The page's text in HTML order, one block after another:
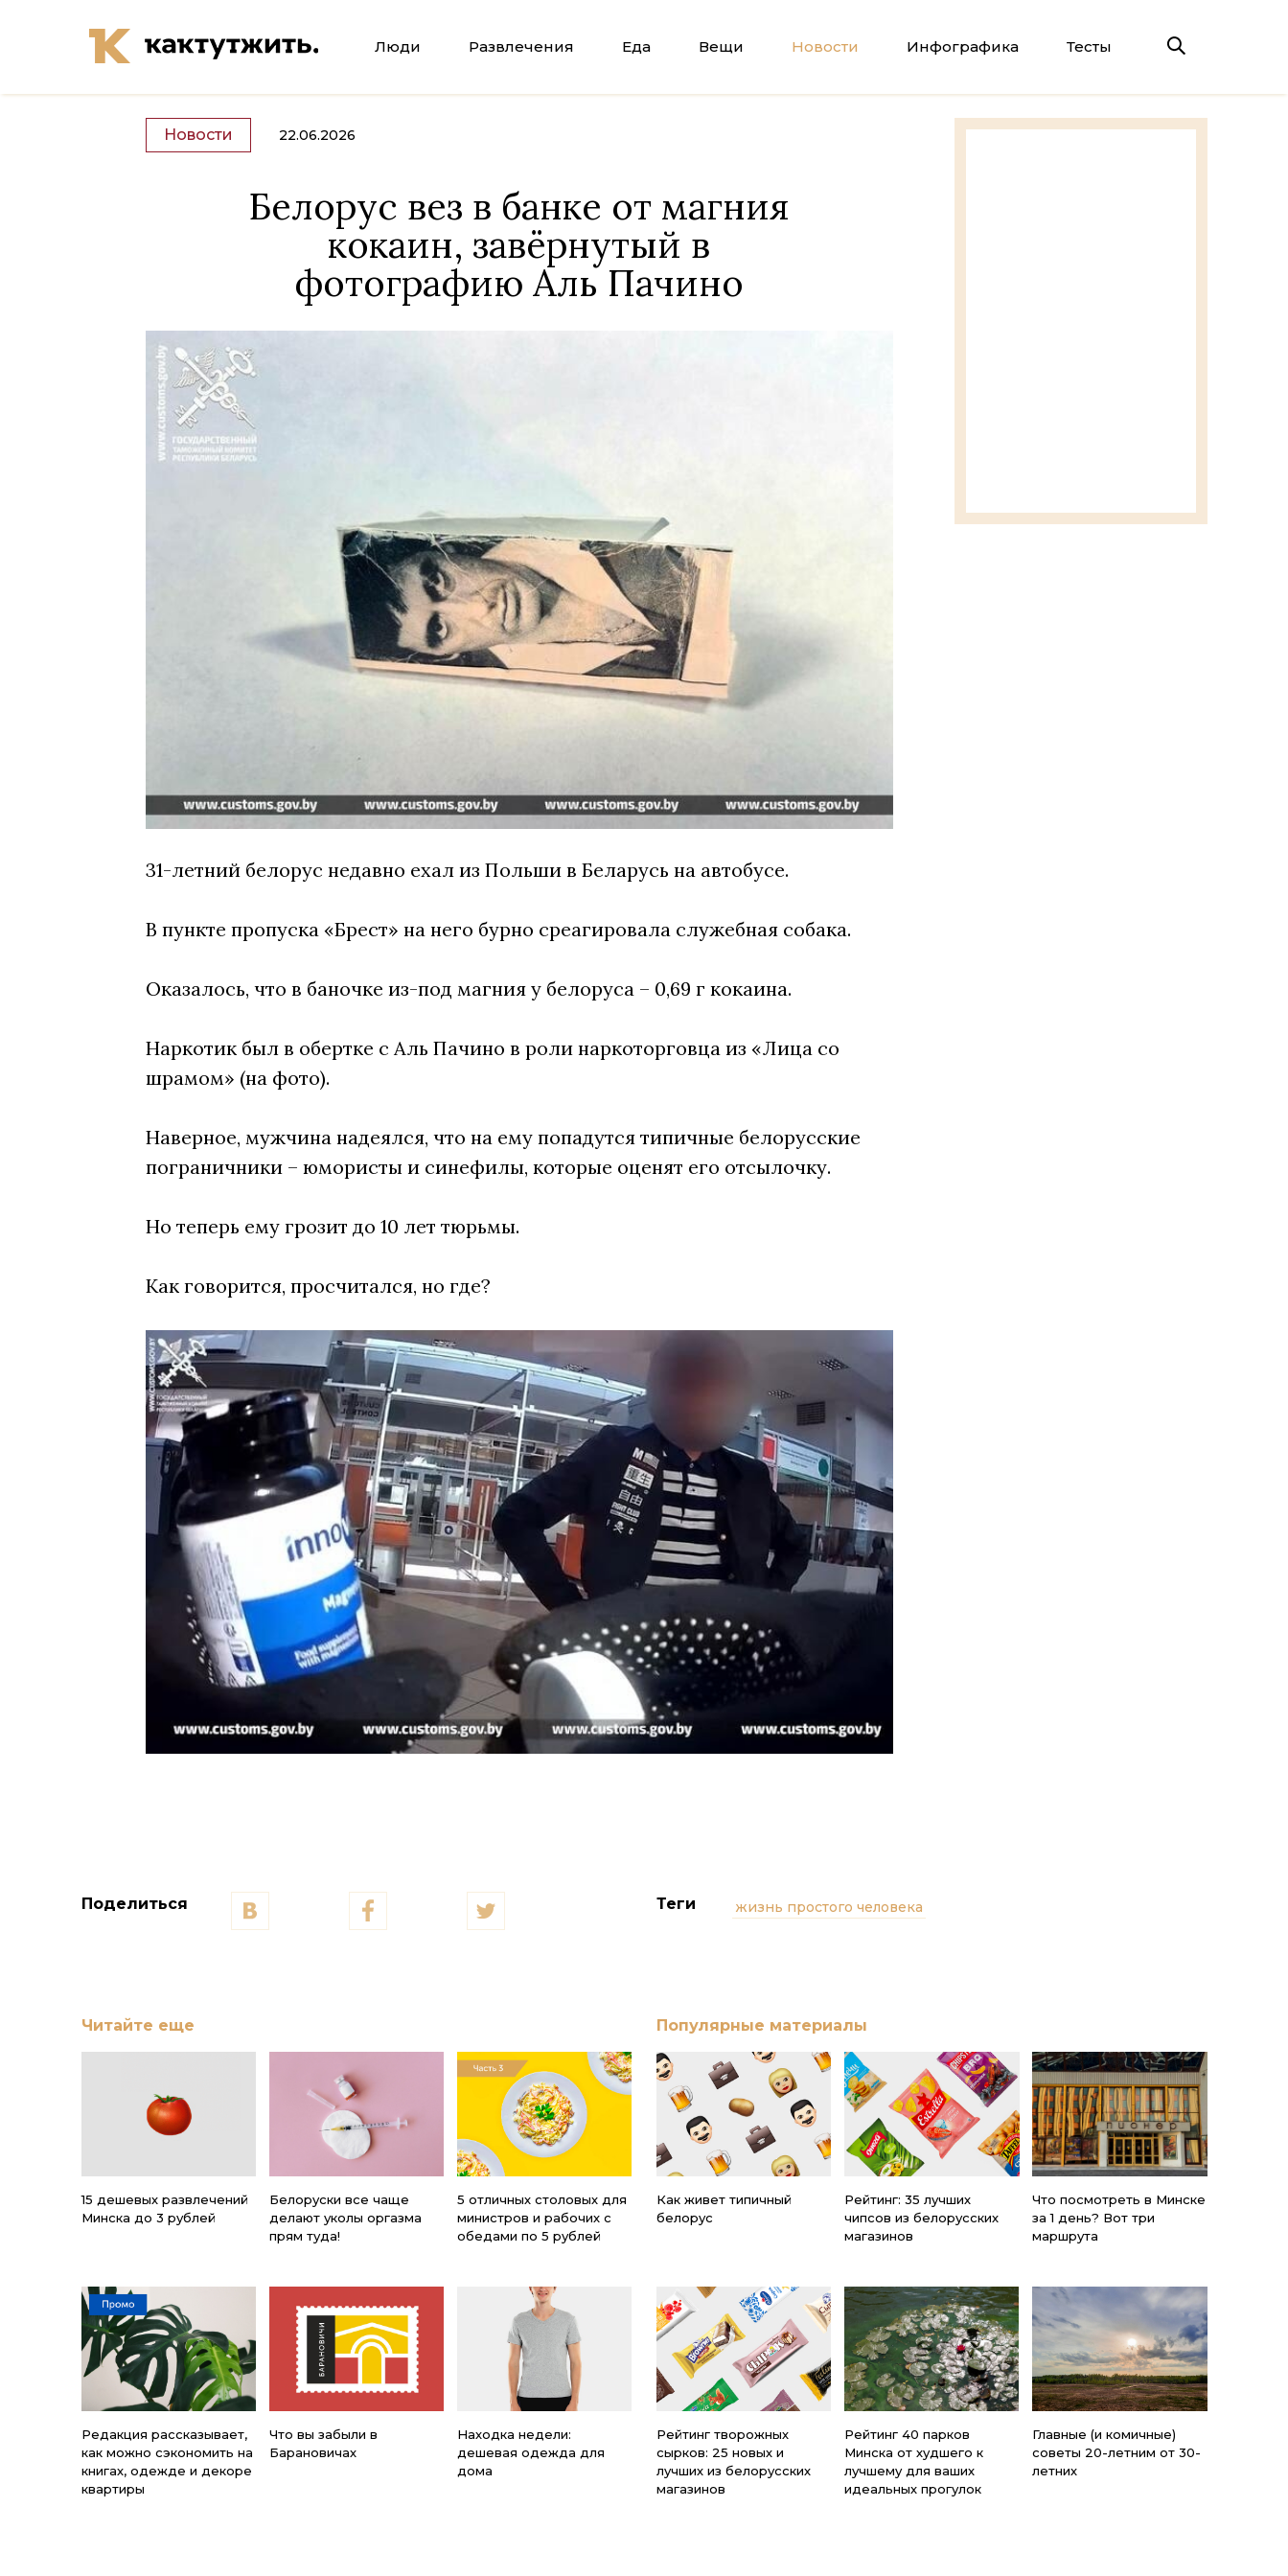
Люди Развлечения Еда Вещи Новости Инфографика Тесты
Новости 22.06.2026
Белорус вез в банке от магния
кокаин, завёрнутый в
фотографию Аль Пачино
31-летний белорус недавно ехал из Польши в Беларусь на автобусе.
В пункте пропуска «Брест» на него бурно среагировала служебная собака.
Оказалось, что в баночке из-под магния у белоруса – 0,69 г кокаина.
Наркотик был в обертке с Аль Пачино в роли наркоторговца из «Лица со
шрамом» (на фото).
Наверное, мужчина надеялся, что на ему попадутся типичные белорусские
пограничники – юмористы и синефилы, которые оценят его отсылочку.
Но теперь ему грозит до 10 лет тюрьмы.
Как говорится, просчитался, но где?
Поделиться Теги жизнь простого человека
Читайте еще
15 дешевых развлечений
Минска до 3 рублей
Белоруски все чаще
делают уколы оргазма
прям туда!
5 отличных столовых для
министров и рабочих с
обедами по 5 рублей
Редакция рассказывает,
как можно сэкономить на
книгах, одежде и декоре
квартиры
Что вы забыли в
Барановичах
Находка недели:
дешевая одежда для
дома
Популярные материалы
Как живет типичный
белорус
Рейтинг: 35 лучших
чипсов из белорусских
магазинов
Что посмотреть в Минске
за 1 день? Вот три
маршрута
Рейтинг творожных
сырков: 25 новых и
лучших из белорусских
магазинов
Рейтинг 40 парков
Минска от худшего к
лучшему для ваших
идеальных прогулок
Главные (и комичные)
советы 20-летним от 30-
летних